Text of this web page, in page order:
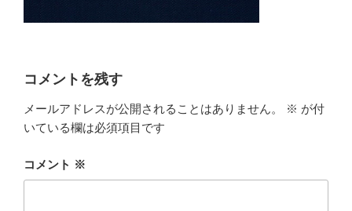
コメントを残す
メールアドレスが公開されることはありません。 ※ が付
いている欄は必須項目です
コメント ※